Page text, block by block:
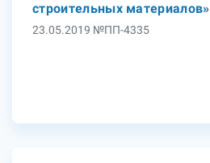
строительных материалов»
23.05.2019 №ПП-4335